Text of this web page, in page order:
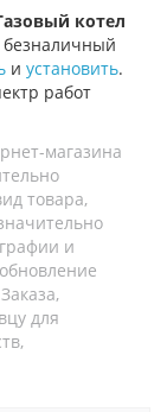
котел
и установить.
работ
магазина
товара,
и
для